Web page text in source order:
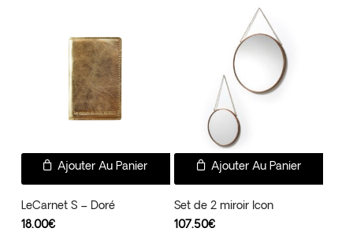
Ajouter Au Panier
LeCarnet S – Doré
18.00€
Ajouter Au Panier
Set de 2 miroir Icon
107.50€